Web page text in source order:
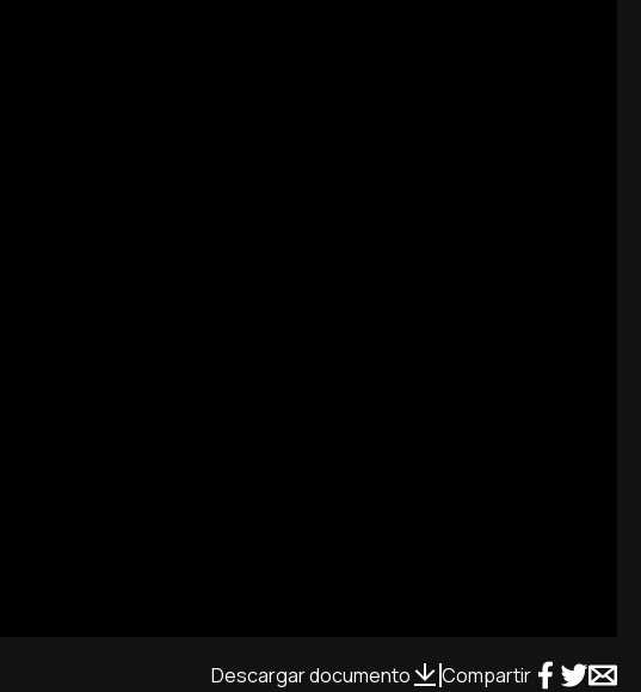
Descargar documento Compartir